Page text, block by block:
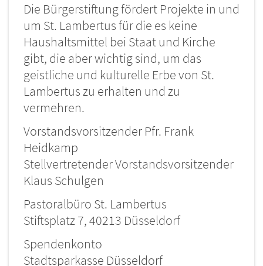
Die Bürgerstiftung fördert Projekte in und
um St. Lambertus für die es keine
Haushaltsmittel bei Staat und Kirche
gibt, die aber wichtig sind, um das
geistliche und kulturelle Erbe von St.
Lambertus zu erhalten und zu
vermehren.
Vorstandsvorsitzender Pfr. Frank
Heidkamp
Stellvertretender Vorstandsvorsitzender
Klaus Schulgen
Pastoralbüro St. Lambertus
Stiftsplatz 7, 40213 Düsseldorf
Spendenkonto
Stadtsparkasse Düsseldorf